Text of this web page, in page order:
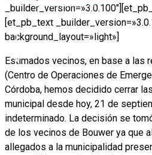
septiembre 21, 2020
octubre 15th, 2024
[et_pb_text
background_layout=»light»]
Estimados vecinos, en base a las
(Centro de Operaciones de
Córdoba, hemos decidido cerrar
municipal desde hoy, 21 de
indeterminado. La decisión se
de los vecinos de Bouwer ya que
allegados a la municipalidad